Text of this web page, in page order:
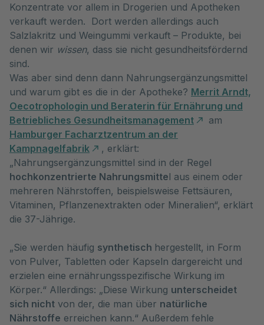
Konzentrate vor allem in Drogerien und Apotheken
verkauft werden. Dort werden allerdings auch
Salzlakritz und Weingummi verkauft – Produkte, bei
denen wir wissen, dass sie nicht gesundheitsfördernd
sind.
Was aber sind denn dann Nahrungsergänzungsmittel
und warum gibt es die in der Apotheke? Merrit Arndt,
Oecotrophologin und Beraterin für Ernährung und
Betriebliches Gesundheitsmanagement
am
Hamburger Facharztzentrum an der
Kampnagelfabrik
, erklärt:
„Nahrungsergänzungsmittel sind in der Regel
hochkonzentrierte Nahrungsmittel aus einem oder
mehreren Nährstoffen, beispielsweise Fettsäuren,
Vitaminen, Pflanzenextrakten oder Mineralien“, erklärt
die 37-Jährige.
„Sie werden häufig synthetisch hergestellt, in Form
von Pulver, Tabletten oder Kapseln dargereicht und
erzielen eine ernährungsspezifische Wirkung im
Körper.“ Allerdings: „Diese Wirkung unterscheidet
sich nicht von der, die man über natürliche
Nährstoffe erreichen kann.“ Außerdem fehle